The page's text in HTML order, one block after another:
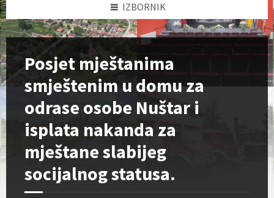
IZBORNIK
Posjet mještanima
smještenim u domu za
odrase osobe Nuštar i
isplata nakanda za
mještane slabijeg
socijalnog statusa.